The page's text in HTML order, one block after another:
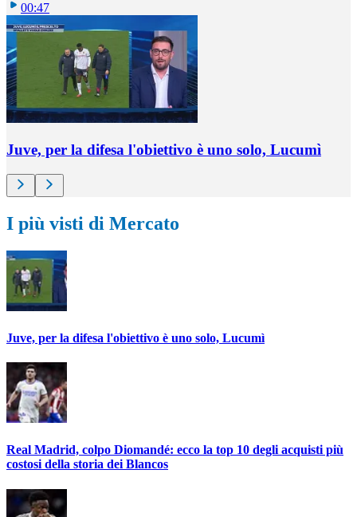
00:47
Juve, per la difesa l'obiettivo è uno solo, Lucumì
I più visti di Mercato
Juve, per la difesa l'obiettivo è uno solo, Lucumì
Real Madrid, colpo Diomandé: ecco la top 10 degli acquisti più
costosi della storia dei Blancos